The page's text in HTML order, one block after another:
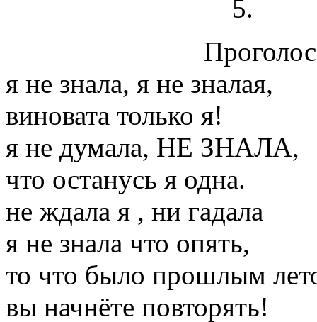
я не знала, я не зналая,
виновата только я!
я не думала, НЕ ЗНАЛА,
что останусь я одна.
не ждала я , ни гадала
я не знала что опять,
то что было прошлым
вы начнёте повторять!